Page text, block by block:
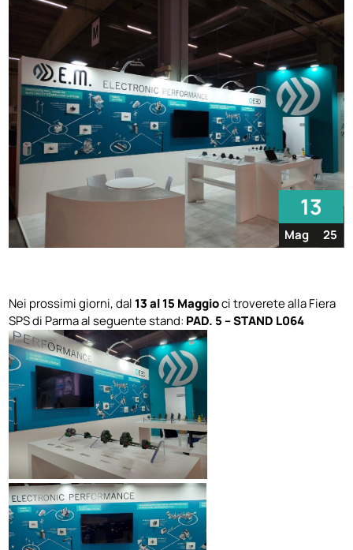
13
Mag 25
Nei prossimi giorni, dal13 al 15 Maggioci troverete alla Fiera
SPS di Parmaal seguente stand: PAD. 5 – STAND L064